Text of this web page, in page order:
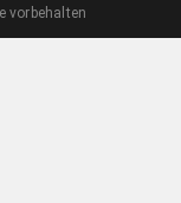
vorbehalten